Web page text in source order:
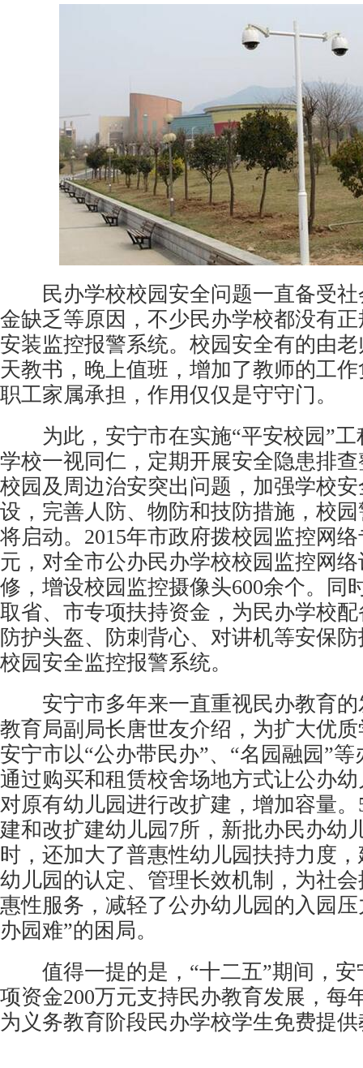
民办学校校园安全问题一直备受社
金缺乏等原因，不少民办学校都没有
安装监控报警系统。校园安全有的由
天教书，晚上值班，增加了教师的工
职工家属承担，作用仅仅是守守门。
为此，安宁市在实施“平安校园”工
学校一视同仁，定期开展安全隐患排
校园及周边治安突出问题，加强学校
设，完善人防、物防和技防措施，校
将启动。2015年市政府拨校园监控网
元，对全市公办民办学校校园监控网
修，增设校园监控摄像头600余个。同
取省、市专项扶持资金，为民办学校
防护头盔、防刺背心、对讲机等安保
校园安全监控报警系统。
安宁市多年来一直重视民办教育的
教育局副局长唐世友介绍，为扩大优
安宁市以“公办带民办”、“名园融园”
通过购买和租赁校舍场地方式让公办
对原有幼儿园进行改扩建，增加容量
建和改扩建幼儿园7所，新批办民办幼
时，还加大了普惠性幼儿园扶持力度
幼儿园的认定、管理长效机制，为社
惠性服务，减轻了公办幼儿园的入园
办园难”的困局。
值得一提的是，“十二五”期间，安
项资金200万元支持民办教育发展，每
为义务教育阶段民办学校学生免费提